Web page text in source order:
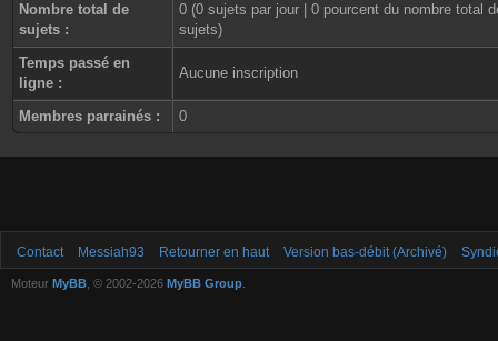
Nombre total de
sujets :
0 (0 sujets par jour | 0 pourcent du nombre total
sujets)
Temps passé en
ligne :
Aucune inscription
Membres parrainés : 0
Contact Messiah93 Retourner en haut Version bas-débit (Archivé)
Moteur MyBB , © 2002-2026 MyBB Group